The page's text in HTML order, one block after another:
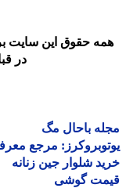
حقوق این سایت
در
باحال مگ
مرجع معرفی
شلوار جین زنانه
گوشی